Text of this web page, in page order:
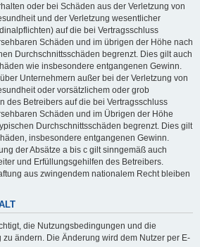
oder bei Schäden aus der Verletzung von
und der Verletzung wesentlicher
auf die bei Vertragsschluss
Schäden und im übrigen der Höhe nach
Durchschnittsschäden begrenzt. Dies gilt auch
wie insbesondere entgangenen Gewinn.
Unternehmern außer bei der Verletzung von
oder vorsätzlichem oder grob
des Betreibers auf die bei Vertragsschluss
Schäden und im Übrigen der Höhe
Durchschnittsschäden begrenzt. Dies gilt
insbesondere entgangenen Gewinn.
der Absätze a bis c gilt sinngemäß auch
und Erfüllungsgehilfen des Betreibers.
aus zwingendem nationalem Recht bleiben
die Nutzungsbedingungen und die
zu ändern. Die Änderung wird dem Nutzer per E-